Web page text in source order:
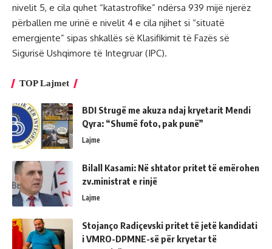
nivelit 5, e cila quhet “katastrofike” ndërsa 939 mijë njerëz
përballen me urinë e nivelit 4 e cila njihet si “situatë
emergjente” sipas shkallës së Klasifikimit të Fazës së
Sigurisë Ushqimore të Integruar (IPC).
TOP Lajmet
BDI Strugë me akuza ndaj kryetarit Mendi
Qyra: “Shumë foto, pak punë”
Lajme
Bilall Kasami: Në shtator pritet të emërohen
zv.ministrat e rinjë
Lajme
Stojanço Radiçevski pritet të jetë kandidati
i VMRO-DPMNE-së për kryetar të